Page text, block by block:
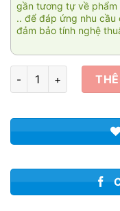
gần tương tự về
.. để đáp ứng nhu
đảm bảo tính nghệ
Còn lại yêu thương 03